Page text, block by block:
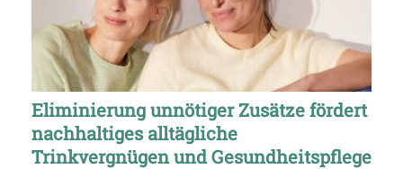
Eliminierung unnötiger Zusätze fördert
nachhaltiges alltägliche
Trinkvergnügen und Gesundheitspflege